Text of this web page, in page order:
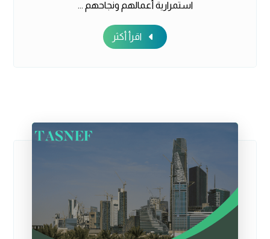
استمرارية أعمالهم ونجاحهم ...
اقرأ أكثر